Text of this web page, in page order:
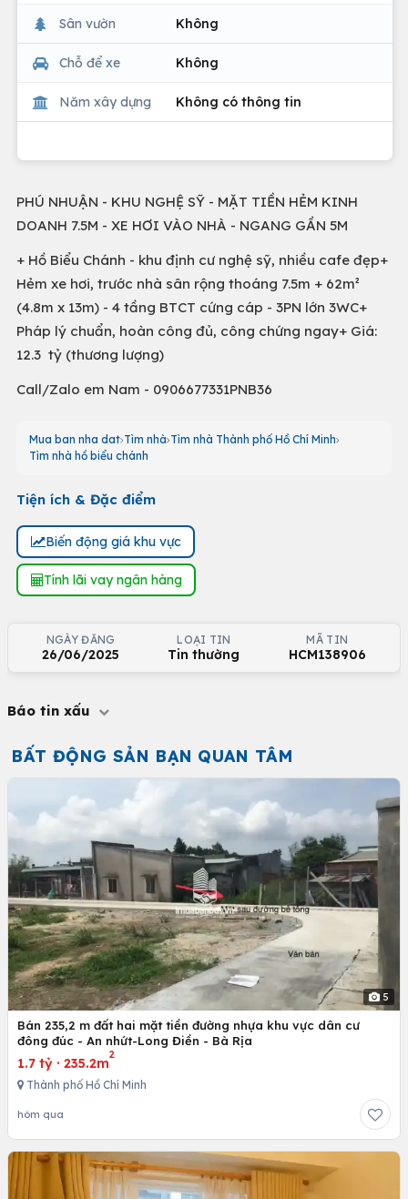
Sân vườn Không
Chỗ để xe Không
Năm xây dựng Không có thông tin
PHÚ NHUẬN - KHU NGHỆ SỸ - MẶT TIỀN HẺM KINH
DOANH 7.5M - XE HƠI VÀO NHÀ - NGANG GẦN 5M
+ Hồ Biểu Chánh - khu định cư nghệ sỹ, nhiều cafe đẹp+
Hẻm xe hơi, trước nhà sân rộng thoáng 7.5m + 62m²
(4.8m x 13m) - 4 tầng BTCT cứng cáp - 3PN lớn 3WC+
Pháp lý chuẩn, hoàn công đủ, công chứng ngay+ Giá:
12.3 tỷ (thương lượng)
Call/Zalo em Nam - 0906677331PNB36
Mua ban nha dat Tìm nhà Tìm nhà Thành phố Hồ Chí Minh
Tìm nhà hồ biểu chánh
Tiện ích & Đặc điểm
Biến động giá khu vực
Tính lãi vay ngân hàng
NGÀY ĐĂNG
26/06/2025
LOẠI TIN
Tin thường
MÃ TIN
HCM138906
Báo tin xấu
BẤT ĐỘNG SẢN BẠN QUAN TÂM
5
Bán 235,2 m đất hai mặt tiền đường nhựa khu vực dân cư
đông đúc - An nhứt-Long Điền - Bà Rịa
1.7 tỷ · 235.2m
2
Thành phố Hồ Chí Minh
hôm qua